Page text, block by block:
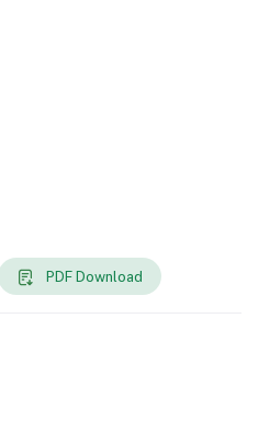
PDF Download